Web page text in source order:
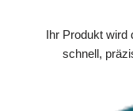
Ihr Produkt wird
schnell,